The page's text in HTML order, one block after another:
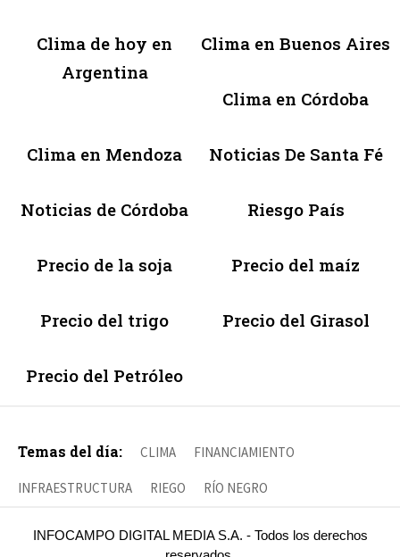
Clima de hoy en
Argentina
Clima en Buenos Aires
Clima en Córdoba
Clima en Mendoza Noticias De Santa Fé
Noticias de Córdoba Riesgo País
Precio de la soja Precio del maíz
Precio del trigo Precio del Girasol
Precio del Petróleo
Temas del día: CLIMA FINANCIAMIENTO
INFRAESTRUCTURA RIEGO RÍO NEGRO
INFOCAMPO DIGITAL MEDIA S.A. - Todos los derechos